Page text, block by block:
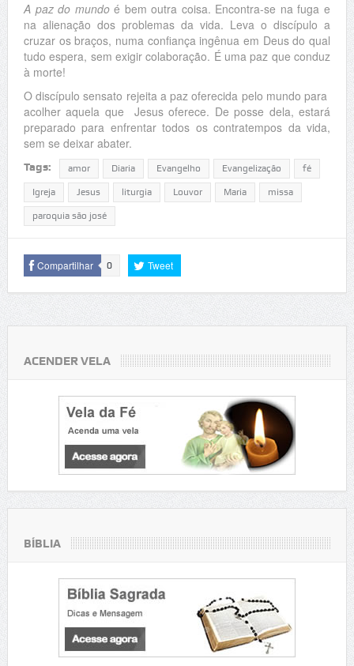
A paz do mundoé bem outra coisa. Encontra-se na fuga e
na alienação dos problemas da vida. Leva o discípulo a
cruzar os braços, numa confiança ingênua em Deus do qual
tudo espera, sem exigir colaboração. É uma paz que conduz
à morte!
O discípulo sensato rejeita a paz oferecida pelo mundo para
acolher aquela que Jesus oferece. De posse dela, estará
preparado para enfrentar todos os contratempos da vida,
sem se deixar abater.
Tags: amor Diaria Evangelho Evangelização fé
Igreja Jesus liturgia Louvor Maria missa
paroquia são josé
Compartilhar 0 Tweet
ACENDER VELA
BÍBLIA